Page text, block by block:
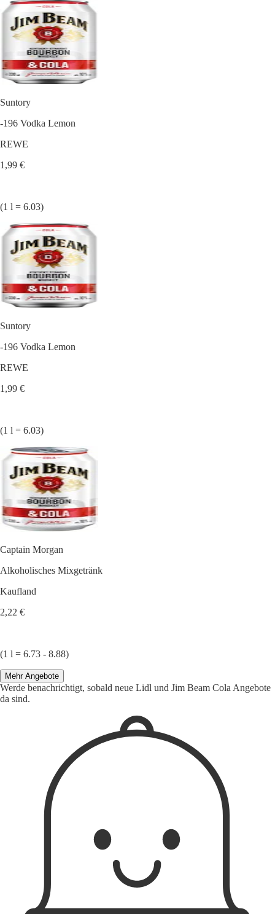
Suntory
-196 Vodka Lemon
REWE
1,99 €
(1 l = 6.03)
Suntory
-196 Vodka Lemon
REWE
1,99 €
(1 l = 6.03)
Captain Morgan
Alkoholisches Mixgetränk
Kaufland
2,22 €
(1 l = 6.73 - 8.88)
Mehr Angebote
Werde benachrichtigt, sobald neue Lidl und Jim Beam Cola Angebote
da sind.